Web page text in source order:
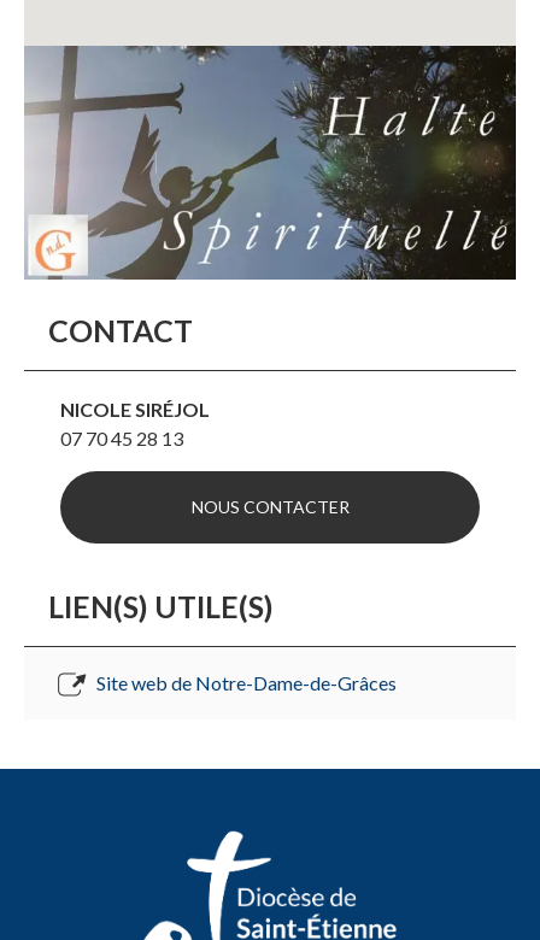
CONTACT
NICOLE SIRÉJOL
07 70 45 28 13
NOUS CONTACTER
LIEN(S) UTILE(S)
Site web de Notre-Dame-de-Grâces